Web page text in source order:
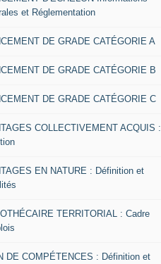
et Réglementation
DE GRADE CATÉGORIE A
DE GRADE CATÉGORIE B
DE GRADE CATÉGORIE C
COLLECTIVEMENT ACQUIS :
EN NATURE : Définition et
TERRITORIAL : Cadre
DE COMPÉTENCES : Définition et